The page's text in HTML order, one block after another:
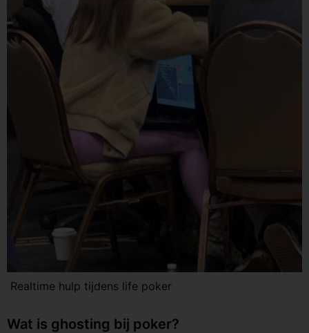
Realtime hulp tijdens life poker
Wat is ghosting bij poker?